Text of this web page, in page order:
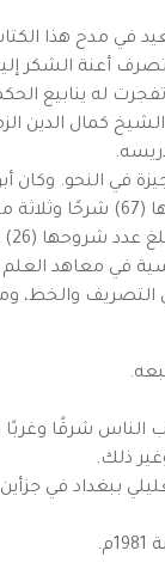
في مدح هذا
أعنة الشكر
له
كمال الدين
في النحو. وكان
في معاهد العلم
والخط،
شرقًا
ذلك.
ببغداد في